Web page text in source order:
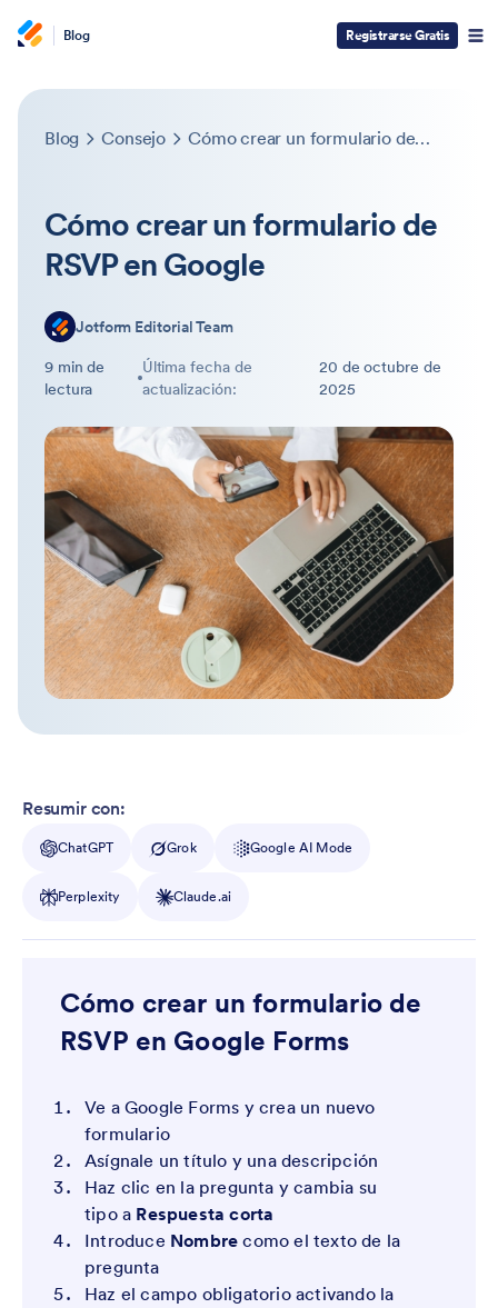
Blog Registrarse Gratis
Blog Consejo Cómo crear un formulario de RSVP en Google
Cómo crear un formulario de
RSVP en Google
Jotform Editorial Team
9 min de
lectura
Última fecha de
actualización:
20 de octubre de
2025
Resumir con:
ChatGPT Grok Google AI Mode
Perplexity Claude.ai
Cómo crear un formulario de
RSVP en Google Forms
Ve a Google Forms y crea un nuevo
formulario
Asígnale un título y una descripción
Haz clic en la pregunta y cambia su
tipo a Respuesta corta
Introduce Nombre como el texto de la
pregunta
Haz el campo obligatorio activando la